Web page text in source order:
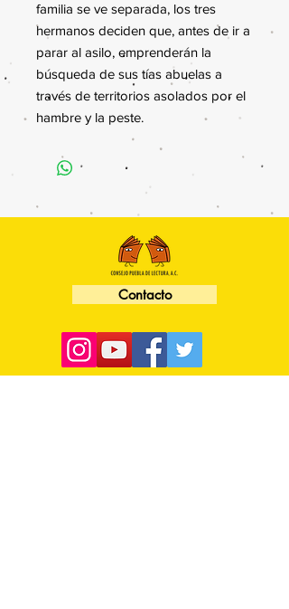
familia se ve separada, los tres
hermanos deciden que, antes de ir a
parar al asilo, emprenderán la
búsqueda de sus tías abuelas a
través de territorios asolados por el
hambre y la peste.
Contacto